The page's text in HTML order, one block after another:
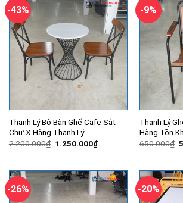
-43%
Thanh Lý Bộ Bàn Ghế Cafe Sắt
Chữ X Hàng Thanh Lý
2.200.000₫ Giá
1.250.000₫Giá
hiện
1.250.000₫.
-9%
Thanh Lý
Hàng Tồn
650.000₫
-26% -20%